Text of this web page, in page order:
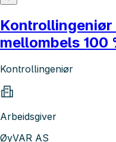
mellombels 100
Kontrollingeniør
Arbeidsgiver
ØyVAR AS